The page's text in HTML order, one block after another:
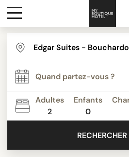
Destinations
Inspiration
Media
Adultes
2
Enfants
0
RECHERCHER